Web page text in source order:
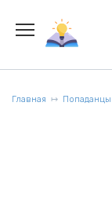
содержанию
Главная Попаданцы